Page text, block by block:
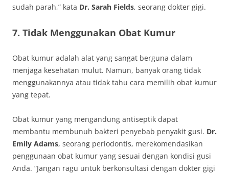
sudah parah,” kata Dr. Sarah Fields, seorang dokter gigi.
7. Tidak Menggunakan Obat Kumur
Obat kumur adalah alat yang sangat berguna dalam
menjaga kesehatan mulut. Namun, banyak orang tidak
menggunakannya atau tidak tahu cara memilih obat kumur
yang tepat.
Obat kumur yang mengandung antiseptik dapat
membantu membunuh bakteri penyebab penyakit gusi. Dr.
Emily Adams, seorang periodontis, merekomendasikan
penggunaan obat kumur yang sesuai dengan kondisi gusi
Anda. “Jangan ragu untuk berkonsultasi dengan dokter gigi